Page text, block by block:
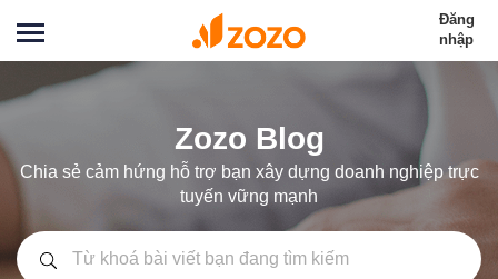
Đăng
nhập
Zozo Blog
Chia sẻ cảm hứng hỗ trợ bạn xây dựng doanh nghiệp trực
tuyến vững mạnh